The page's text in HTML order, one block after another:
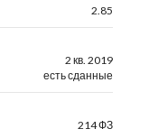
2.85
2 кв. 2019
есть сданные
214 ФЗ